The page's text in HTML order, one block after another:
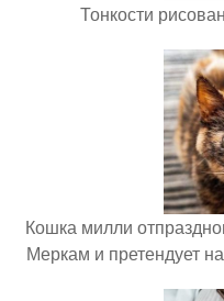
Тонкости
Кошка милли
Меркам и претендует